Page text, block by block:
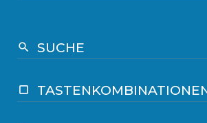
search SUCHE
crop_square